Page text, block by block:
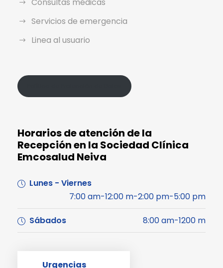
Consultas médicas
Servicios de emergencia
Linea al usuario
Horarios de atención de la
Recepción en la Sociedad Clínica
Emcosalud Neiva
Lunes - Viernes
7:00 am-12:00 m-2:00 pm-5:00 pm
Sábados 8:00 am-1200 m
Urgencias